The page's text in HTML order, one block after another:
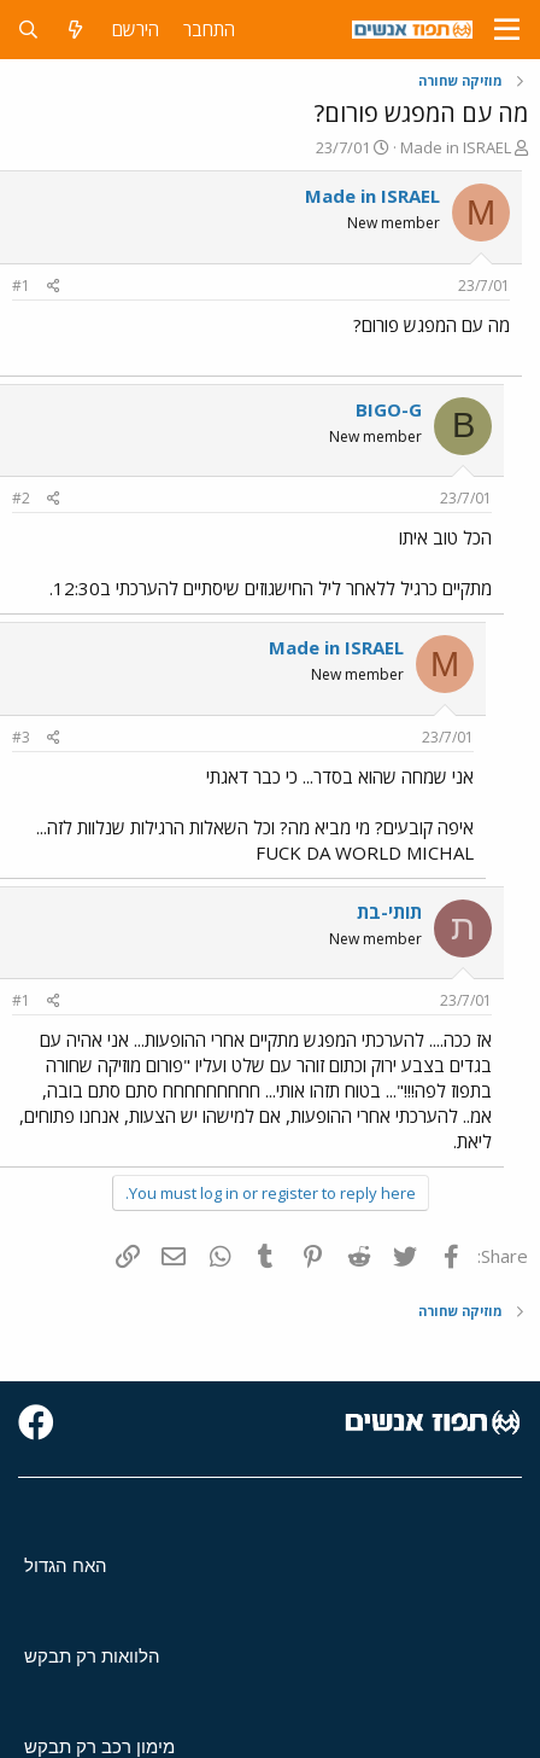
התחבר הירשם
מוזיקה שחורה
מה עם המפגש פורום?
פ
ו
ת
ח
ה
ש
א
Made in ISRAEL
פ
ו
ר
ם
ר
23/7/01
M
Made in ISRAEL
New member
23/7/01
#1
מה עם המפגש פורום?
B
BIGO-G
New member
23/7/01
#2
הכל טוב איתו
מתקיים כרגיל ללאחר ליל החישגוזים שיסתיים להערכתי ב12:30.
M
Made in ISRAEL
New member
23/7/01
#3
אני שמחה שהוא בסדר... כי כבר דאגתי
איפה קובעים? מי מביא מה? וכל השאלות הרגילות שנלוות לזה...
FUCK DA WORLD MICHAL
ת תותי-בת
New member
23/7/01
#1
אז ככה.... להערכתי המפגש מתקיים אחרי ההופעות... אני אהיה עם
בגדים בצבע ירוק וכתום זוהר עם שלט ועליו "פורום מוזיקה שחורה
בתפוז לפה!!!"... בטוח תזהו אותי... חחחחחחחחח סתם סתם בובה,
אמ.. להערכתי אחרי ההופעות, אם למישהו יש הצעות, אנחנו פתוחים,
ליאת.
You must log in or register to reply here.
Share: פייסבוק Twitter
Reddit
Pinterest
Tumblr
WhatsAppדואר אלקטרוני
מוזיקה שחורה
האח הגדול
הלוואות רק תבקש
מימון רכב רק תבקש